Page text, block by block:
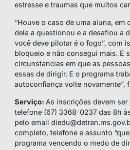
estresse e traumas que muitos
“Houve o caso de uma aluna, em
dela a questionou e a desafiou a
você deve pilotar é o fogo”, com
bloqueio e não consegui mais. E
circunstancias em que as
essas de dirigir. E o programa
autoconfiança volte novamente”,
Serviço: As inscrições devem
telefone (67) 3368-0237 das 8h
pelo email
completo, telefone e assunto
programa vencendo o medo de